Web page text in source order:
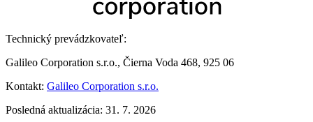
Technický prevádzkovateľ:
Galileo Corporation s.r.o., Čierna Voda 468, 925 06
Kontakt: Galileo Corporation s.r.o.
Posledná aktualizácia: 31. 7. 2026